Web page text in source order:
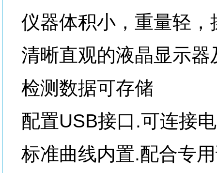
仪器体积小，重量轻
清晰直观的液晶显示器
检测数据可存储
配置USB接口.可连接
标准曲线内置.配合专